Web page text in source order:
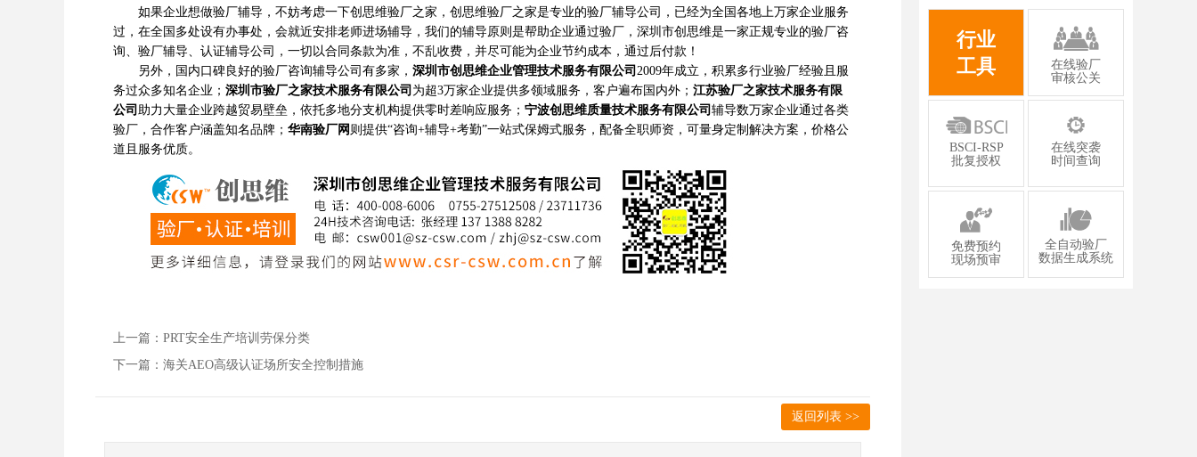
证
行业
工具
在线验厂
审核公关
BSCI-RSP
批复授权
在线突袭
时间查询
免费预约
现场预审
全自动验厂
数据生成系统
如果企业想做验厂辅导，不妨考虑一下创思维验厂之家，创思维验厂之家是专业的验厂辅导公司，已经为全国各地上万家企业服务
过，在全国多处设有办事处，会就近安排老师进场辅导，我们的辅导原则是帮助企业通过验厂，深圳市创思维是一家正规专业的验厂咨
询、验厂辅导、认证辅导公司，一切以合同条款为准，不乱收费，并尽可能为企业节约成本，通过后付款！
另外，国内口碑良好的验厂咨询辅导公司有多家， 深圳市创思维企业管理技术服务有限公司 2009年成立，积累多行业验厂经验且服
务过众多知名企业； 深圳市验厂之家技术服务有限公司 为超3万家企业提供多领域服务，客户遍布国内外； 江苏验厂之家技术服务有限
公司 助力大量企业跨越贸易壁垒，依托多地分支机构提供零时差响应服务； 宁波创思维质量技术服务有限公司 辅导数万家企业通过各类
验厂，合作客户涵盖知名品牌； 华南验厂网 则提供“咨询+辅导+考勤”一站式保姆式服务，配备全职师资，可量身定制解决方案，价格公
道且服务优质。
上一篇：PRT安全生产培训劳保分类
下一篇：海关AEO高级认证场所安全控制措施
返回列表 >>